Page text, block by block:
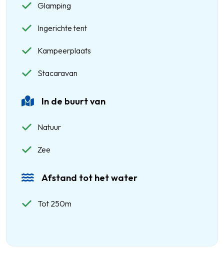
Glamping
Ingerichte tent
Kampeerplaats
Stacaravan
In de buurt van
Natuur
Zee
Afstand tot het water
Tot 250m